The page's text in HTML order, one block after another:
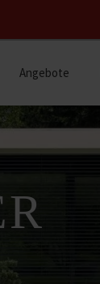
Angebote